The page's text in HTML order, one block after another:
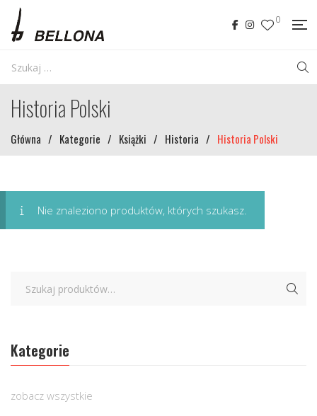
0
Historia Polski
Główna / Kategorie / Książki / Historia / Historia Polski
Nie znaleziono produktów, których szukasz.
Kategorie
zobacz wszystkie